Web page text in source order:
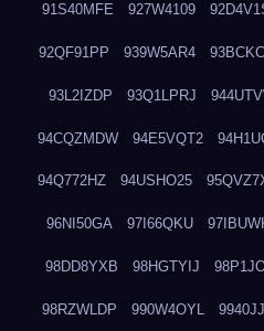
91S40MFE 927W4109
92QF91PP 939W5AR4
93L2IZDP 93Q1LPRJ
94CQZMDW 94E5VQT2
94Q772HZ 94USHO25
96NI50GA 97I66QKU
98DD8YXB 98HGTYIJ
98RZWLDP 990W4OYL